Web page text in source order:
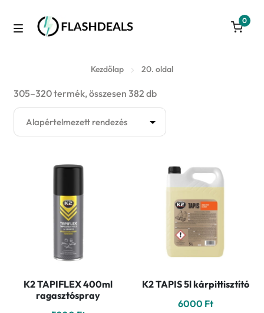
Skip
Skip
n
0
Autó
3D nyomtatás
Kezdőlap 20. oldal
305–320 termék, összesen 382 db
K2 TAPIFLEX 400ml
ragasztóspray
K2 TAPIS 5l kárpittisztító
6000 Ft